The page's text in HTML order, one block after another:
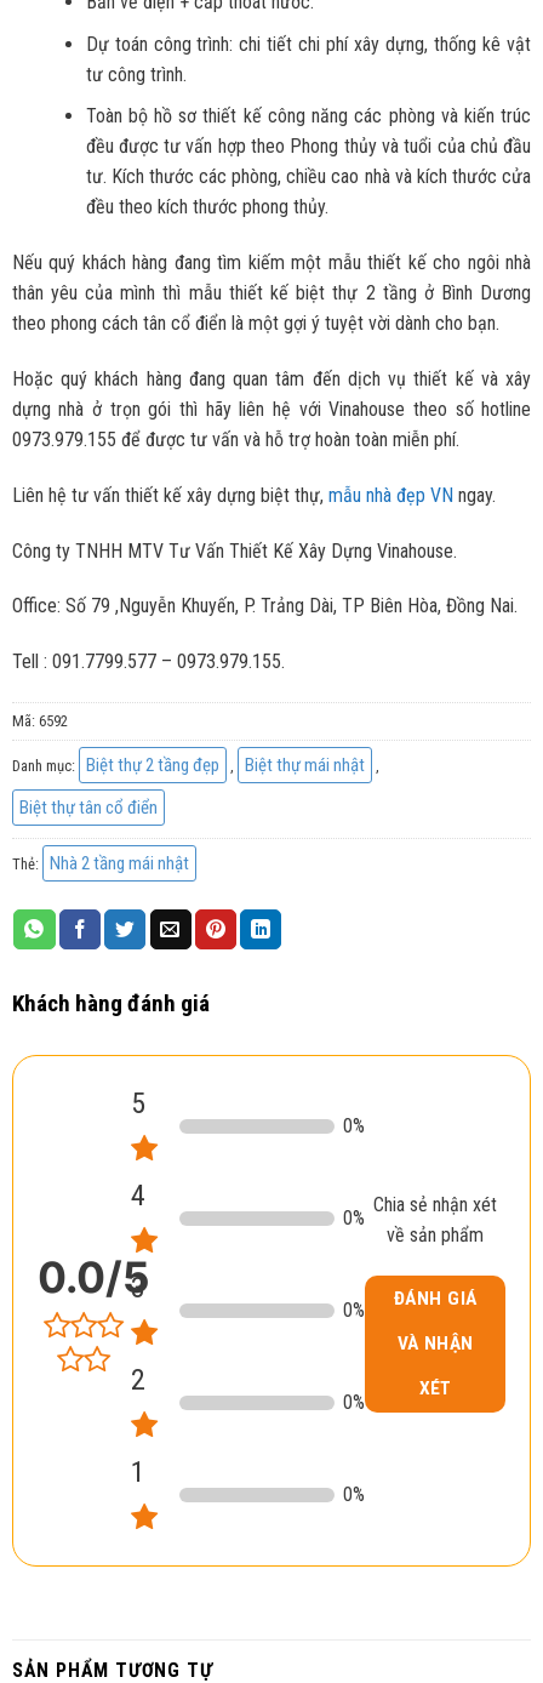
Dự toán công trình: chi tiết chi phí xây dựng, thống kê vật
tư công trình.
Toàn bộ hồ sơ thiết kế công năng các phòng và kiến trúc
đều được tư vấn hợp theo Phong thủy và tuổi của chủ đầu
tư. Kích thước các phòng, chiều cao nhà và kích thước cửa
đều theo kích thước phong thủy.
Nếu quý khách hàng đang tìm kiếm một mẫu thiết kế cho ngôi nhà
thân yêu của mình thì mẫu thiết kế biệt thự 2 tầng ở Bình Dương
theo phong cách tân cổ điển là một gợi ý tuyệt vời dành cho bạn.
Hoặc quý khách hàng đang quan tâm đến dịch vụ thiết kế và xây
dựng nhà ở trọn gói thì hãy liên hệ với Vinahouse theo số hotline
0973.979.155 để được tư vấn và hỗ trợ hoàn toàn miễn phí.
Liên hệ tư vấn thiết kế xây dựng biệt thự, mẫu nhà đẹp VN ngay.
Công ty TNHH MTV Tư Vấn Thiết Kế Xây Dựng Vinahouse.
Office: Số 79 ,Nguyễn Khuyến, P. Trảng Dài, TP Biên Hòa, Đồng Nai.
Tell : 091.7799.577 – 0973.979.155.
Mã: 6592
Danh mục: Biệt thự 2 tầng đẹp Biệt thự mái nhật
Biệt thự tân cổ điển
Thẻ: Nhà 2 tầng mái nhật
Khách hàng đánh giá
0.0/5
5
0%
4
0%
3
0%
2
0%
1
0%
Chia sẻ nhận xét
về sản phẩm
ĐÁNH GIÁ
VÀ NHẬN
XÉT
SẢN PHẨM TƯƠNG TỰ